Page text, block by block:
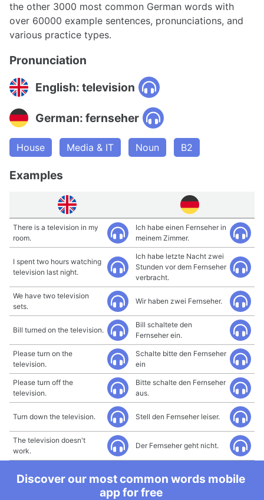
the other 3000 most common German words with
over 60000 example sentences, pronunciations, and
various practice types.
Pronunciation
English: television
German: fernseher
House Media & IT Noun B2
Examples
There is a television in my
room.
Ich habe einen Fernseher in
meinem Zimmer.
I spent two hours watching
television last night.
Ich habe letzte Nacht zwei
Stunden vor dem Fernseher
verbracht.
We have two television
sets.
Wir haben zwei Fernseher.
Bill turned on the television.
Bill schaltete den
Fernseher ein.
Please turn on the
television.
Schalte bitte den Fernseher
ein
Please turn off the
television.
Bitte schalte den Fernseher
aus.
Turn down the television. Stell den Fernseher leiser.
The television doesn't
work.
Der Fernseher geht nicht.
Discover our most common words mobile
app for free